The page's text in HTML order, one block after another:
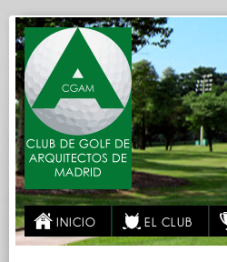
INICIO EL CLUB